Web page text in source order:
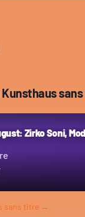
Kunsthaus
Zirko Soni,
sans titre →